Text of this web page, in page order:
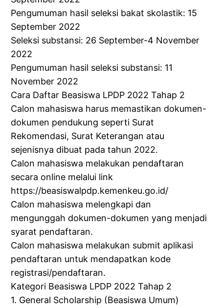
Pengumuman hasil seleksi bakat skolastik: 15
September 2022
Seleksi substansi: 26 September-4 November
2022
Pengumuman hasil seleksi substansi: 11
November 2022
Cara Daftar Beasiswa LPDP 2022 Tahap 2
Calon mahasiswa harus memastikan dokumen-
dokumen pendukung seperti Surat
Rekomendasi, Surat Keterangan atau
sejenisnya dibuat pada tahun 2022.
Calon mahasiswa melakukan pendaftaran
secara online melalui link
https://beasiswalpdp.kemenkeu.go.id/
Calon mahasiswa melengkapi dan
mengunggah dokumen-dokumen yang menjadi
syarat pendaftaran.
Calon mahasiswa melakukan submit aplikasi
pendaftaran untuk mendapatkan kode
registrasi/pendaftaran.
Kategori Beasiswa LPDP 2022 Tahap 2
1. General Scholarship (Beasiswa Umum)